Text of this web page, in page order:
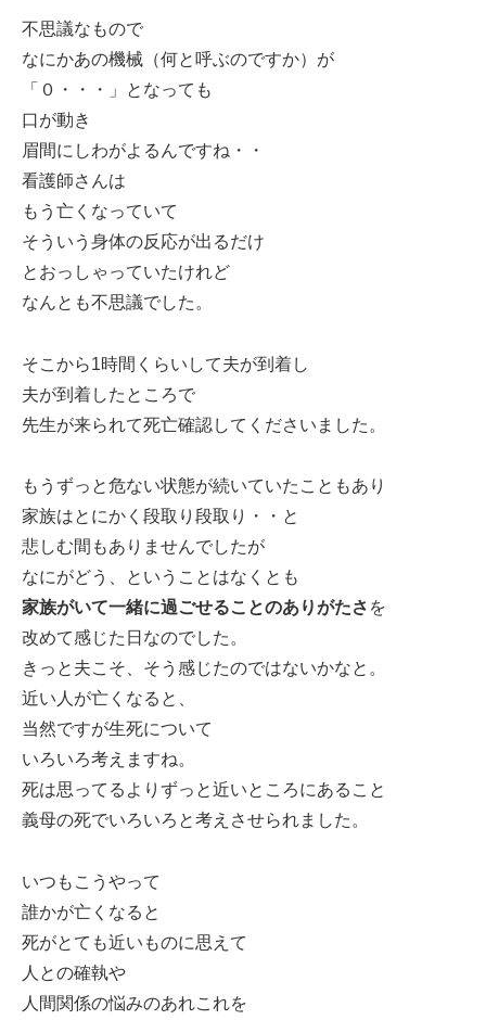
不思議なもので
なにかあの機械（何と呼ぶのですか）が
「０・・・」となっても
口が動き
眉間にしわがよるんですね・・
看護師さんは
もう亡くなっていて
そういう身体の反応が出るだけ
とおっしゃっていたけれど
なんとも不思議でした。
そこから1時間くらいして夫が到着し
夫が到着したところで
先生が来られて死亡確認してくださいました。
もうずっと危ない状態が続いていたこともあり
家族はとにかく段取り段取り・・と
悲しむ間もありませんでしたが
なにがどう、ということはなくとも
家族がいて一緒に過ごせることのありがたさ を
改めて感じた日なのでした。
きっと夫こそ、そう感じたのではないかなと。
近い人が亡くなると、
当然ですが生死について
いろいろ考えますね。
死は思ってるよりずっと近いところにあること
義母の死でいろいろと考えさせられました。
いつもこうやって
誰かが亡くなると
死がとても近いものに思えて
人との確執や
人間関係の悩みのあれこれを